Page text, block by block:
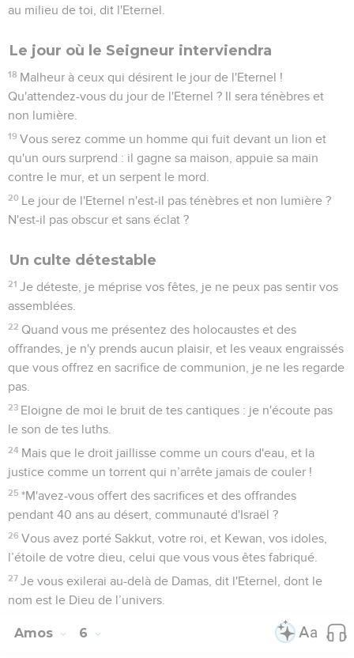
25
*M'avez-vous offert des sacrifices et des offrandes
Vous avez porté Sakkut, votre roi, et Kewan, vos idoles,
l’étoile de votre dieu, celui que vous vous êtes fabriqué.
27 Je vous exilerai au-delà de Damas, dit l'Eternel, dont le
nom est le Dieu de l’univers.
Amos 6
Seuls les Évangiles sont disponibles en vidéo pour le moment.
Fausse sécurité
sécurité sur la montagne de Samarie, à ces grands de la
d'Israël !
2
Passez à Calné et regardez, allez de là jusqu'à Hamath la
grande, puis descendez à Gath chez les Philistins : ces villes
sont-elles plus prospères que vos deux royaumes, et leur
territoire est-il plus étendu que le vôtre ?
3
approcher le règne de la violence.
4
Ils se reposent sur des lits d'ivoire, ils sont vautrés sur leurs
divans, ils mangent les agneaux du troupeau, les veaux mis à
l'engrais.
5 Ils improvisent au son du luth, ils se croient habiles comme
David sur les instruments de musique.
6
Ils boivent le vin dans de larges coupes, ils ont recours à la
meilleure huile, mais ils ne s'attristent pas de la ruine de
C'est pourquoi ils partiront en exil en tête des prisonniers,